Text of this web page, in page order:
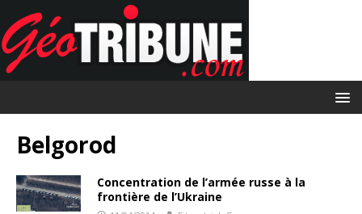
Belgorod
Concentration de l’armée russe à la
frontière de l’Ukraine